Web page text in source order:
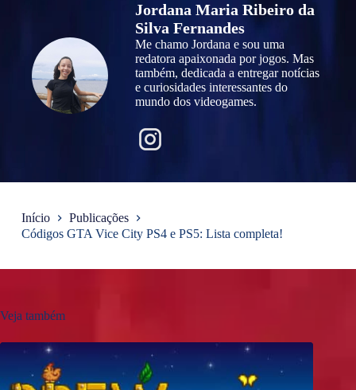
Jordana Maria Ribeiro da
Silva Fernandes
Me chamo Jordana e sou uma
redatora apaixonada por jogos. Mas
também, dedicada a entregar notícias
e curiosidades interessantes do
mundo dos videogames.
Início
Publicações
Códigos GTA Vice City PS4 e PS5: Lista completa!
Veja também